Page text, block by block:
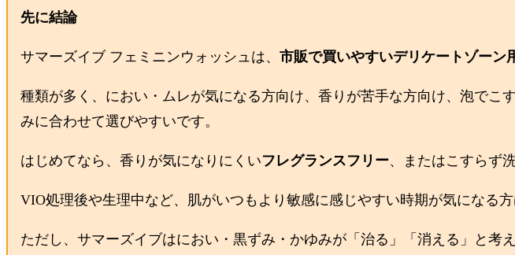
先に結論
サマーズイブ フェミニンウォッシュは、 市販で買いやすいデリケートゾーン
種類が多く、におい・ムレが気になる方向け、香りが苦手な方向け、泡でこ
みに合わせて選びやすいです。
はじめてなら、香りが気になりにくいフレグランスフリー、またはこすらず
VIO処理後や生理中など、肌がいつもより敏感に感じやすい時期が気になる
ただし、サマーズイブはにおい・黒ずみ・かゆみが「治る」「消える」と考